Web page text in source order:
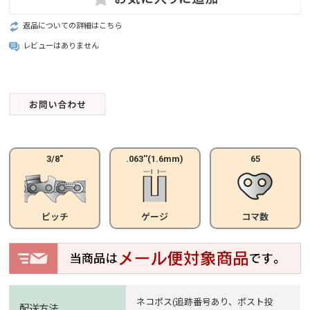
返品についての詳細はこちら
レビューはありません
3/8"
ピッチ
.063''(1.6mm)
ゲージ
65
コマ数
ネコポス(追跡番号あり、ポスト投